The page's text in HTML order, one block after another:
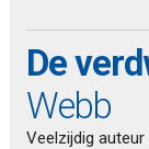
De
Webb
Veelzijdig